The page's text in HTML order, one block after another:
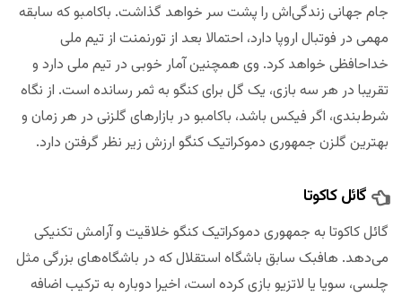
جام جهانی زندگی‌اش را پشت سر خواهد گذاشت. باکامبو که سابقه
مهمی در فوتبال اروپا دارد، احتمالا بعد از تورنمنت از تیم ملی
خداحافظی خواهد کرد. وی همچنین آمار خوبی در تیم ملی دارد و
تقریبا در هر سه بازی، یک گل برای کنگو به ثمر رسانده است. از نگاه
شرط‌بندی، اگر فیکس باشد، باکامبو در بازارهای گلزنی در هر زمان و
بهترین گلزن جمهوری دموکراتیک کنگو ارزش زیر نظر گرفتن دارد.
گائل کاکوتا
گائل کاکوتا به جمهوری دموکراتیک کنگو خلاقیت و آرامش تکنیکی
می‌دهد. هافبک سابق باشگاه استقلال که در باشگاه‌های بزرگی مثل
چلسی، سویا یا لاتزیو بازی کرده است، اخیرا دوباره به ترکیب اضافه